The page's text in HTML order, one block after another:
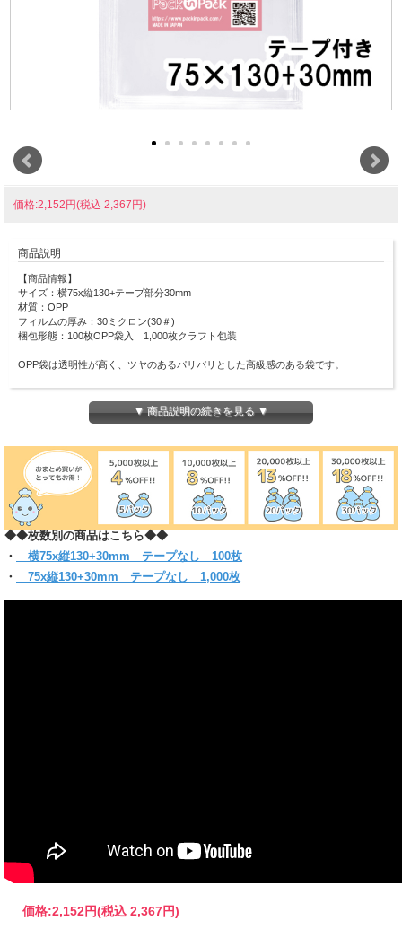
価格:2,152円(税込 2,367円)
商品説明
【商品情報】
サイズ：横75x縦130+テープ部分30mm
材質：OPP
フィルムの厚み：30ミクロン(30＃)
梱包形態：100枚OPP袋入 1,000枚クラフト包装
OPP袋は透明性が高く、ツヤのあるパリパリとした高級感のある袋です。
透明性に優れた高級OPP袋なので、大切なカードの保管保護に大活躍します。
まとわり付きのない帯電防止テープ使用です。
(お入れになりたい商品によっては入らない場合もございますので、 サイズをお確
かめください)
▼ 商品説明の続きを見る ▼
◆◆枚数別の商品はこちら◆◆
・
横75x縦130+30mm テープなし 100枚
・
75x縦130+30mm テープなし 1,000枚
価格:2,152円(税込 2,367円)